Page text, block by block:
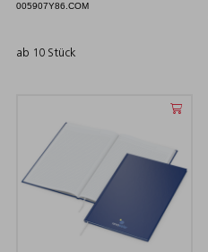
005907Y86.COM
ab 10 Stück